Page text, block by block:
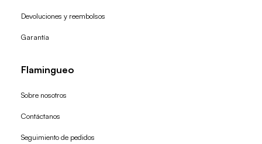
Devoluciones y reembolsos
Garantía
Flamingueo
Sobre nosotros
Contáctanos
Seguimiento de pedidos